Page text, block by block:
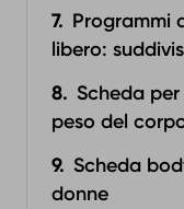
Programmi
libero:
Scheda
peso del
Scheda
donne